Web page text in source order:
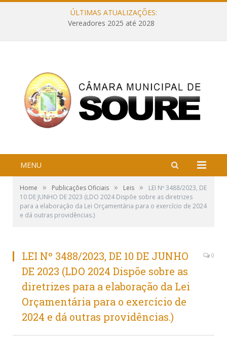
ÚLTIMAS ATUALIZAÇÕES:
Vereadores 2025 até 2028
MENU
Home » Publicações Oficiais » Leis »
LEI Nº 3488/2023, DE
10 DE JUNHO DE 2023 (LDO 2024 Dispõe sobre as diretrizes
para a elaboração da Lei Orçamentária para o exercício de 2024
e dá outras providências.)
LEI Nº 3488/2023, DE 10 DE JUNHO
DE 2023 (LDO 2024 Dispõe sobre as
diretrizes para a elaboração da Lei
Orçamentária para o exercício de
2024 e dá outras providências.)
0